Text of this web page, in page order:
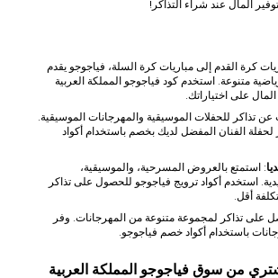
المال عند شراء التذاكر!
كرة القدم إلى مباريات كرة السلة، فياجوجو يقدم
متنوعة. استخدم كود فياجوجو المملكة العربية
على اختياراتك.
عن تذاكر للحفلات الموسيقية والمهرجانات الموسيقية.
الفنان المفضل لديك بخصم باستخدام أكواد
: استمتع بالعروض المسرحية، والموسيقية،
استخدم أكواد ترويج فياجوجو للحصول على تذاكر
أقل.
على تذاكر لمجموعة متنوعة من المهرجانات. وفر
باستخدام أكواد خصم فياجوجو.
من سوق فياجوجو المملكة العربية